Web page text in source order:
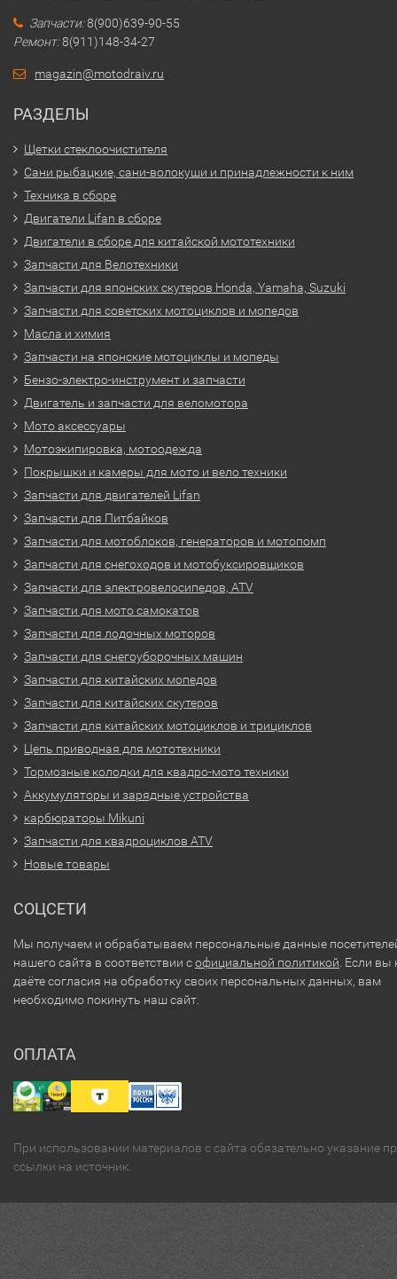
Запчасти:8(900)639-90-55
Ремонт:8(911)148-34-27
magazin@motodraiv.ru
РАЗДЕЛЫ
Щетки стеклоочистителя
Сани рыбацкие, сани-волокуши и принадлежности к ним
Техника в сборе
Двигатели Lifan в сборе
Двигатели в сборе для китайской мототехники
Запчасти для Велотехники
Запчасти для японских скутеров Honda, Yamaha, Suzuki
Запчасти для советских мотоциклов и мопедов
Масла и химия
Запчасти на японские мотоциклы и мопеды
Бензо-электро-инструмент и запчасти
Двигатель и запчасти для веломотора
Мото аксессуары
Мотоэкипировка, мотоодежда
Покрышки и камеры для мото и вело техники
Запчасти для двигателей Lifan
Запчасти для Питбайков
Запчасти для мотоблоков, генераторов и мотопомп
Запчасти для снегоходов и мотобуксировщиков
Запчасти для электровелосипедов, ATV
Запчасти для мото самокатов
Запчасти для лодочных моторов
Запчасти для снегоуборочных машин
Запчасти для китайских мопедов
Запчасти для китайских скутеров
Запчасти для китайских мотоциклов и трициклов
Цепь приводная для мототехники
Тормозные колодки для квадро-мото техники
Аккумуляторы и зарядные устройства
карбюраторы Mikuni
Запчасти для квадроциклов ATV
Новые товары
СОЦСЕТИ
Мы получаем и обрабатываем персональные данные
нашего сайта в соответствии софициальной политикой. Если вы
даёте согласия на обработку своих персональных данных, вам
необходимо покинуть наш сайт.
ОПЛАТА
При использовании материалов с сайта обязательно указание
ссылки на источник.